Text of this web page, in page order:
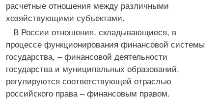
расчетные отношения между различными
хозяйствующими субъектами.
В России отношения, складывающиеся, в
процессе функционирования финансовой системы
государства, – финансовой деятельности
государства и муниципальных образований,
регулируются соответствующей отраслью
российского права – финансовым правом.